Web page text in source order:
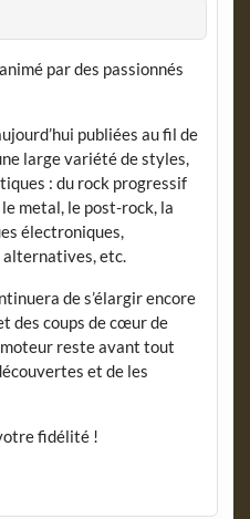
par des passionnés
publiées au fil de
large variété de styles,
: du rock progressif
metal, le post-rock, la
électroniques,
etc.
de s’élargir encore
des coups de cœur de
reste avant tout
et de les
fidélité !